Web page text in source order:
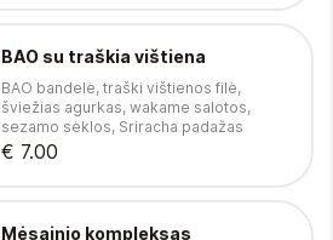
BAO su traškia vištiena
BAO bandelė, traški vištienos filė,
šviežias agurkas, wakame salotos,
sezamo sėklos, Sriracha padažas
€ 7.00
Mėsainio kompleksas